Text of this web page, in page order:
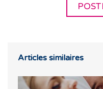
Articles similaires